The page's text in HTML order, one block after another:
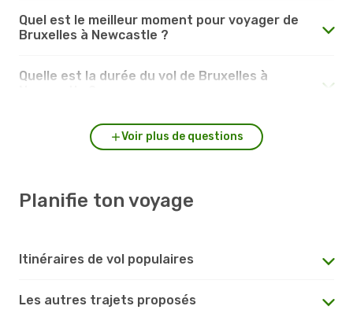
Quel est le meilleur moment pour voyager de
Bruxelles à Newcastle ?
Quelle est la durée du vol de Bruxelles à
Voir plus de questions
Planifie ton voyage
Itinéraires de vol populaires
Les autres trajets proposés